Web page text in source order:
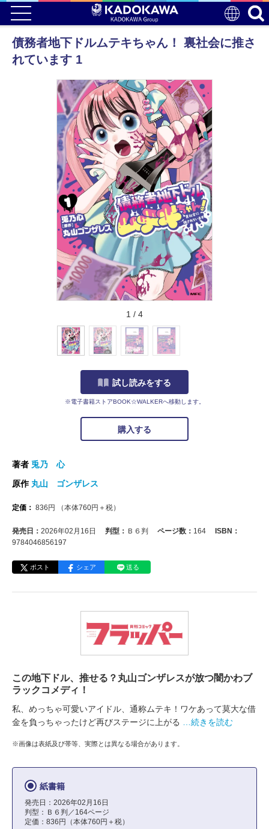
債務者地下ドルムテキちゃん！ 裏社会に推さ
れています 1
1 / 4
試し読みをする
※電子書籍ストアBOOK☆WALKERへ移動します。
購入する
著者 兎乃 心
原作 丸山 ゴンザレス
定価： 836 円 （本体760円＋税）
発売日： 2026年02月16日 判型： Ｂ６判 ページ数： 164
ISBN：
9784046856197
ポスト シェア 送る
この地下ドル、推せる？丸山ゴンザレスが放つ闇かわブ
ラックコメディ！
私、めっちゃ可愛いアイドル、通称ムテキ！ワケあって莫大な借
金を負っちゃったけど再びステージに上がる
…続きを読む
※画像は表紙及び帯等、実際とは異なる場合があります。
紙書籍
発売日：2026年02月16日
判型：Ｂ６判／164ページ
定価：836円（本体760円＋税）